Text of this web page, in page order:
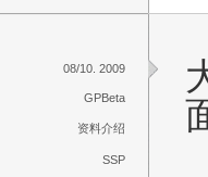
08/10. 2009
GPBeta
资料介绍
SSP